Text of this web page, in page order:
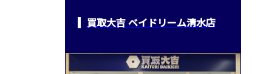
買取大吉 ベイドリーム清水店